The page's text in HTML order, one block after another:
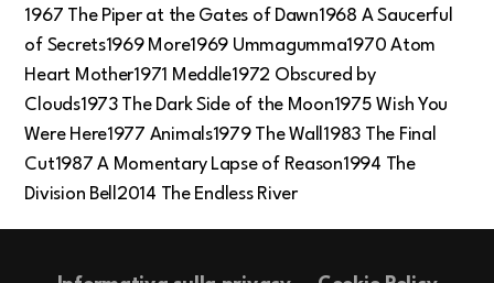
1967 The Piper at the Gates of Dawn1968 A Saucerful
of Secrets1969 More1969 Ummagumma1970 Atom
Heart Mother1971 Meddle1972 Obscured by
Clouds1973 The Dark Side of the Moon1975 Wish You
Were Here1977 Animals1979 The Wall1983 The Final
Cut1987 A Momentary Lapse of Reason1994 The
Division Bell2014 The Endless River